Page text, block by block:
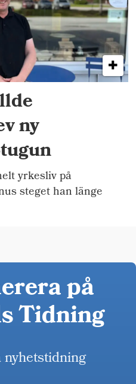
ny
yrkesliv på
steget han länge
på
Tidning